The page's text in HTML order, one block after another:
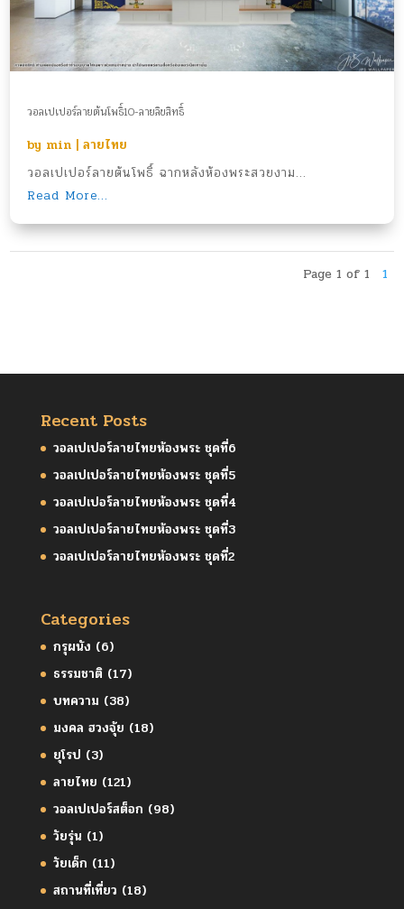
วอลเปเปอร์ลายต้นโพธิ์10-ลายลิขสิทธิ์
by min |ลายไทย
วอลเปเปอร์ลายต้นโพธิ์ ฉากหลังห้องพระสวยงาม...
Read More...
Page 1 of 1 1
Recent Posts
วอลเปเปอร์ลายไทยห้องพระ ชุดที่6
วอลเปเปอร์ลายไทยห้องพระ ชุดที่5
วอลเปเปอร์ลายไทยห้องพระ ชุดที่4
วอลเปเปอร์ลายไทยห้องพระ ชุดที่3
วอลเปเปอร์ลายไทยห้องพระ ชุดที่2
Categories
กรุผนัง (6)
ธรรมชาติ(17)
บทความ (38)
มงคล ฮวงจุ้ย (18)
ยุโรป (3)
ลายไทย (121)
วอลเปเปอร์สต็อก (98)
วัยรุ่น (1)
วัยเด็ก (11)
สถานที่เที่ยว (18)